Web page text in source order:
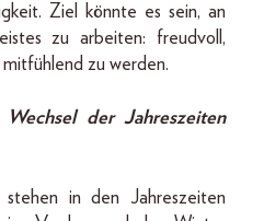
Ziel könnte es sein, an
zu arbeiten: freudvoll,
zu werden.
der Jahreszeiten
in den Jahreszeiten